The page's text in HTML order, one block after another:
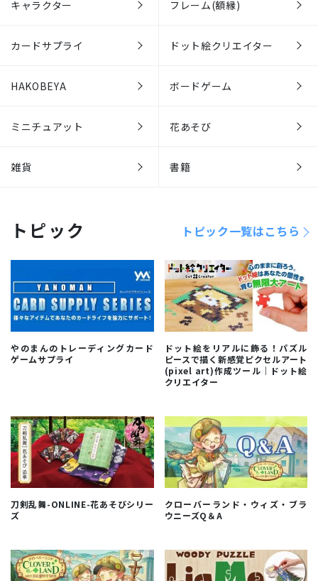
キャラクター フレーム(額縁)
カードサプライ ドット絵クリエイター
HAKOBEYA ボードゲーム
ミニチュアット 花あそび
雑貨 書籍
トピック トピック一覧はこちら
やのまんのトレーディングカード
ゲームサプライ
ドット絵をリアルに飾る！パズル
ピースで描く新感覚ピクセルアート
(pixel art)作成ツール｜ドット絵
クリエイター
刀剣乱舞-ONLINE-花あそびシリー
ズ
クローバーランド・ウィズ・ブラ
ウニーズQ＆A